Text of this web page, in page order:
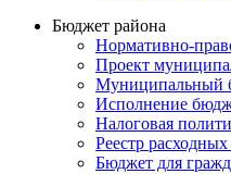
Бюджет района
Нормативно-
Проект
Муниципальный
Исполнение
Налоговая
Реестр расходных
Бюджет для